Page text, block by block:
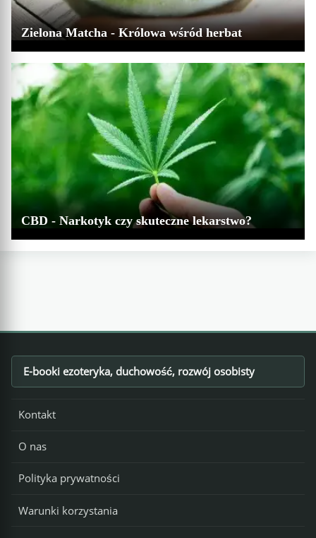
Zielona Matcha - Królowa wśród herbat
CBD - Narkotyk czy skuteczne lekarstwo?
Footer
E-booki ezoteryka, duchowość, rozwój osobisty
Kontakt
O nas
Polityka prywatności
Warunki korzystania